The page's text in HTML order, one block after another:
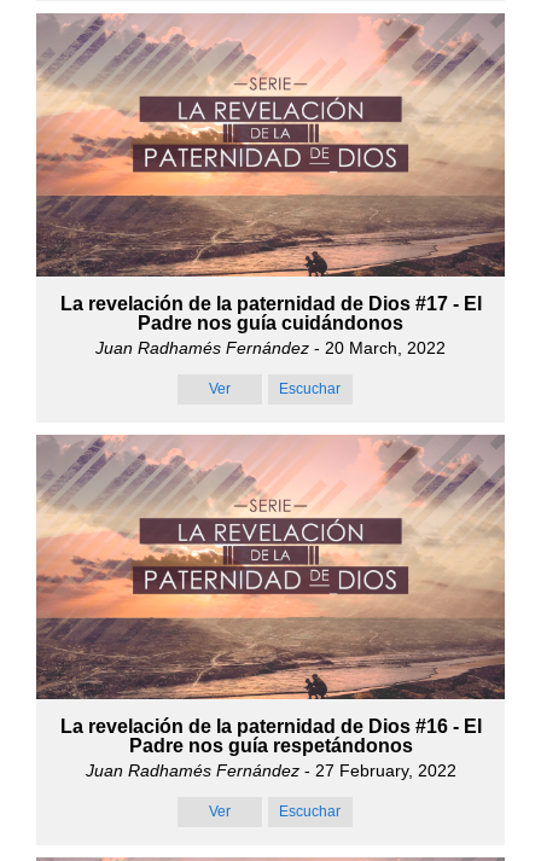
La revelación de la paternidad de Dios #17 - El
Padre nos guía cuidándonos
Juan Radhamés Fernández - 20 March, 2022
Ver Escuchar
La revelación de la paternidad de Dios #16 - El
Padre nos guía respetándonos
Juan Radhamés Fernández- 27 February, 2022
Ver Escuchar